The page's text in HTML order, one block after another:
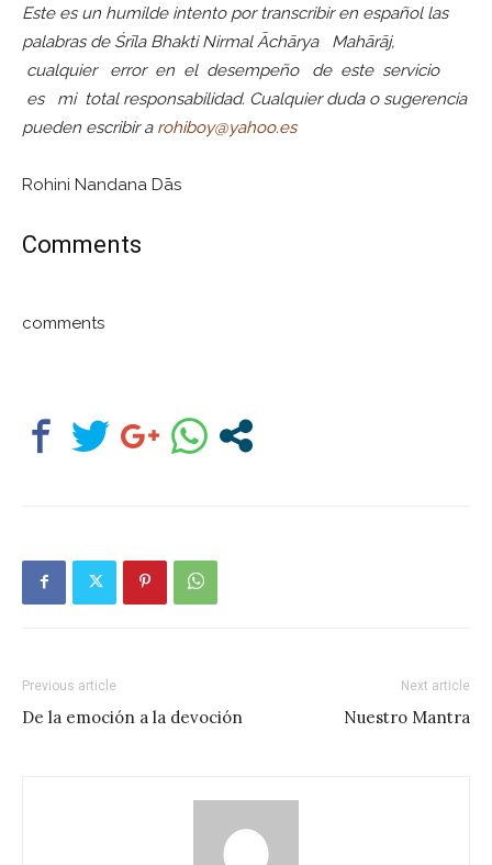
Este es un humilde intento por transcribir en español las
palabras de Śrīla Bhakti Nirmal Āchārya Mahārāj,
cualquier error en el desempeño de este servicio
es mi total responsabilidad. Cualquier duda o sugerencia
pueden escribir a rohiboy@yahoo.es
Rohini Nandana Dās
Comments
comments
Previous article
De la emoción a la devoción
Next article
Nuestro Mantra